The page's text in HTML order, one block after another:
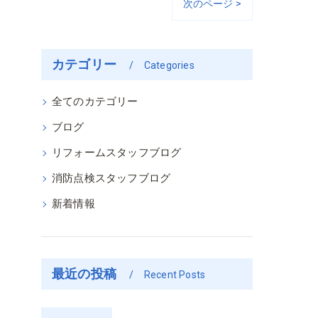
次のページ >
カテゴリー Categories
全てのカテゴリー
ブログ
リフォームスタッフブログ
消防点検スタッフブログ
新着情報
最近の投稿 Recent Posts